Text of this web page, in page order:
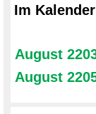
Im
August
August